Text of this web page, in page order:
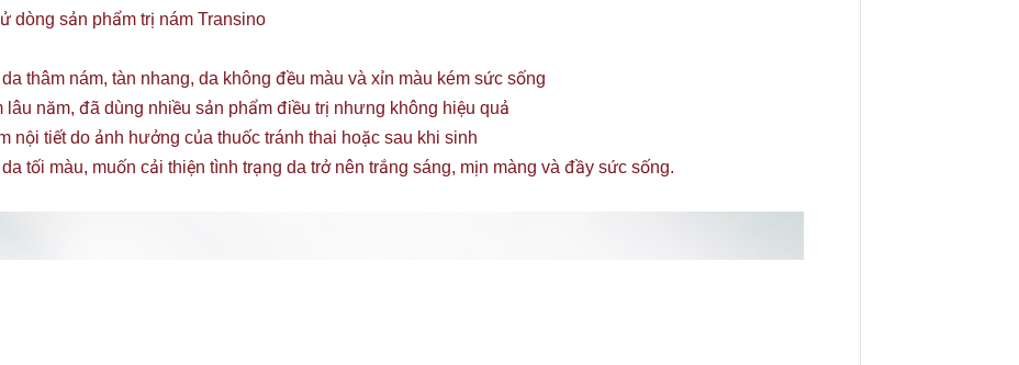
dòng sản phẩm trị nám Transino
thâm nám, tàn nhang, da không đều màu và xỉn màu kém sức sống
lâu năm, đã dùng nhiều sản phẩm điều trị nhưng không hiệu quả
nội tiết do ảnh hưởng của thuốc tránh thai hoặc sau khi sinh
tối màu, muốn cải thiện tình trạng da trở nên trắng sáng, mịn màng và đầy sức sống.